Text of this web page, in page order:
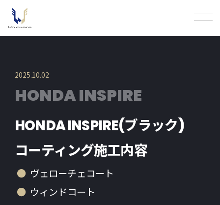
2025.10.02
HONDA INSPIRE
HONDA INSPIRE(ブラック)
コーティング施工内容
ヴェローチェコート
ウィンドコート